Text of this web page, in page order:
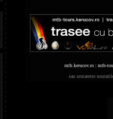
mtb.kerucov.ro| mtb-
sau urmareste